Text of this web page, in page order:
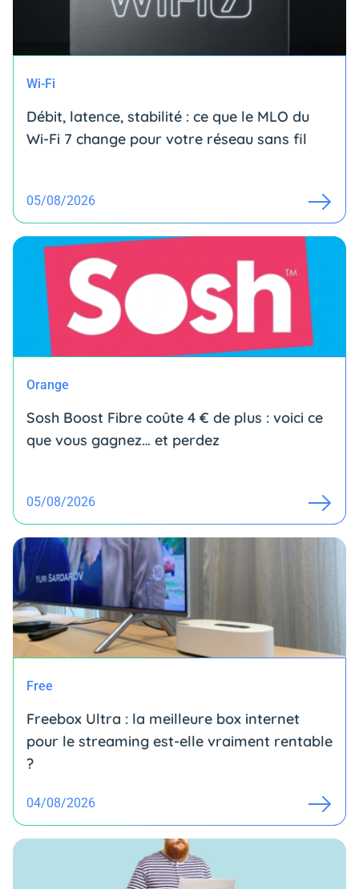
Wi-Fi
Débit, latence, stabilité : ce que le MLO du
Wi-Fi 7 change pour votre réseau sans fil
05/08/2026
Orange
Sosh Boost Fibre coûte 4 € de plus : voici ce
que vous gagnez… et perdez
05/08/2026
Free
Freebox Ultra : la meilleure box internet
pour le streaming est-elle vraiment rentable
?
04/08/2026